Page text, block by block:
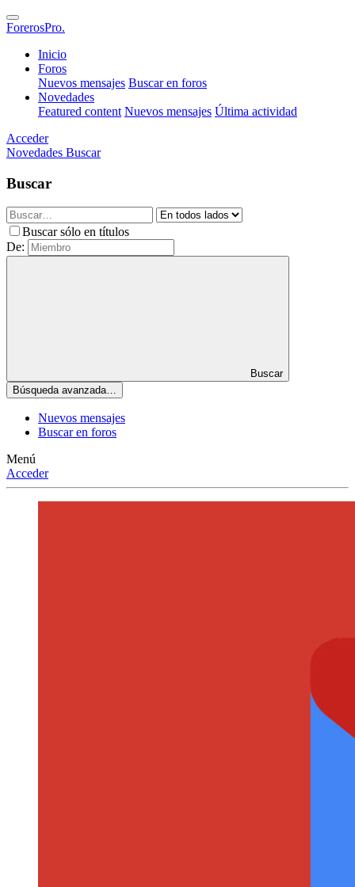
ForerosPro.
Inicio
Foros
Nuevos mensajes Buscar en foros
Novedades
Featured content Nuevos mensajes Última actividad
Acceder
Novedades Buscar
Buscar
Buscar sólo en títulos
De:
Buscar
Búsqueda avanzada…
Nuevos mensajes
Buscar en foros
Menú
Acceder